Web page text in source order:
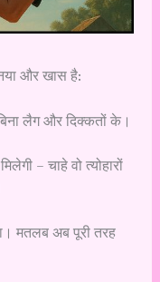
और खास है:
लैग और दिक्कतों के।
– चाहे वो त्योहारों
मतलब अब पूरी तरह